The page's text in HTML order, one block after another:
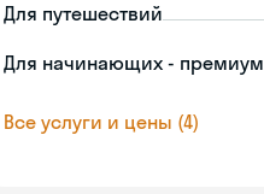
Для путешествий
Для начинающих - премиум
Все услуги и цены (4)